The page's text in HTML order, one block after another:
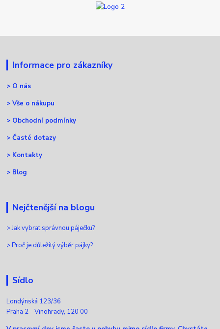
Informace pro zákazníky
> O nás
>Vše o nákupu
> Obchodní podmínky
>Časté dotazy
> Kontakty
> Blog
Nejčtenější na blogu
>Jak vybrat správnou páječku?
>Proč je důležitý výběr pájky?
Sídlo
Londýnská 123/36
Praha 2 - Vinohrady, 120 00